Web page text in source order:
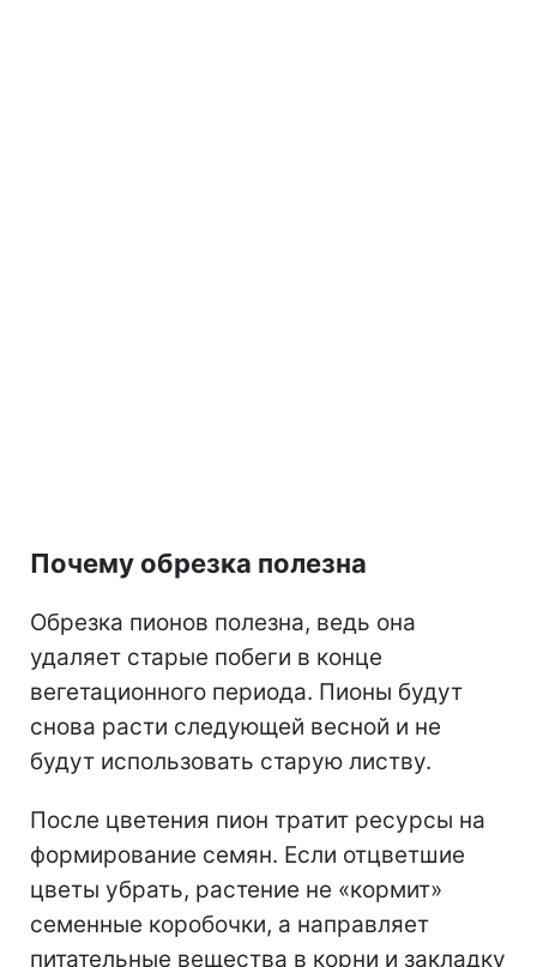
Почему обрезка полезна
Обрезка пионов полезна, ведь она
удаляет старые побеги в конце
вегетационного периода. Пионы будут
снова расти следующей весной и не
будут использовать старую листву.
После цветения пион тратит ресурсы на
формирование семян. Если отцветшие
цветы убрать, растение не «кормит»
семенные коробочки, а направляет
питательные вещества в корни и закладку